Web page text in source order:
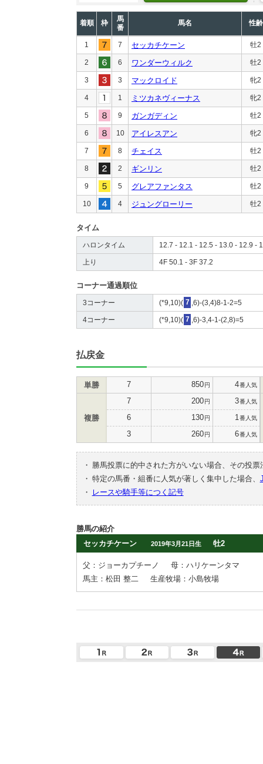
着順 枠
馬
番
馬名 性齢
1 7 セッカチケーン 牡2
2 6 ワンダーウィルク 牡2
3 3 マックロイド 牝2
4 1 ミツカネヴィーナス 牝2
5 9 ガンガディン 牡2
6 10 アイレスアン 牝2
7 8 チェイス 牡2
8 2 ギンリン 牡2
9 5 グレアファンタス 牡2
10 4 ジュングローリー 牡2
タイム
ハロンタイム 12.7 - 12.1 - 12.5 - 13.0 - 12.9 -
上り 4F 50.1 - 3F 37.2
コーナー通過順位
3コーナー (*9,10)( 7 ,6)-(3,4)8-1-2=5
4コーナー (*9,10)( 7 ,6)-3,4-1-(2,8)=5
払戻金
単勝 7 850円 4番人気
複勝
7 200円 3番人気
6 130円 1 番人気
3 260円 6番人気
・
勝馬投票に的中された方がいない場合、その投
・ 特定の馬番・組番に人気が著しく集中した場合、
・
レースや騎手等につく記号
勝馬の紹介
セッカチケーン
2019年3月21日生 牡2
父：ジョーカプチーノ
母：ハリケーンタマ
馬主：松田 整二
生産牧場：小島牧場